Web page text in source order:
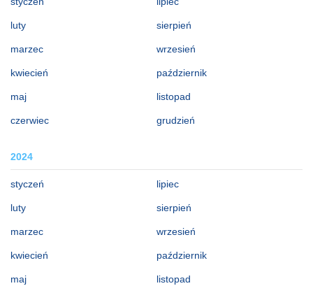
luty
marzec
kwiecień
maj
czerwiec
sierpień
wrzesień
październik
listopad
grudzień
2024
styczeń
luty
marzec
kwiecień
maj
lipiec
sierpień
wrzesień
październik
listopad